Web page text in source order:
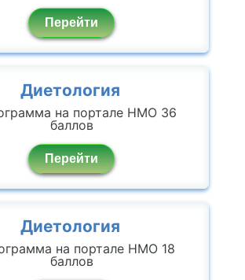
Перейти
Диетология
Перейти
Диетология